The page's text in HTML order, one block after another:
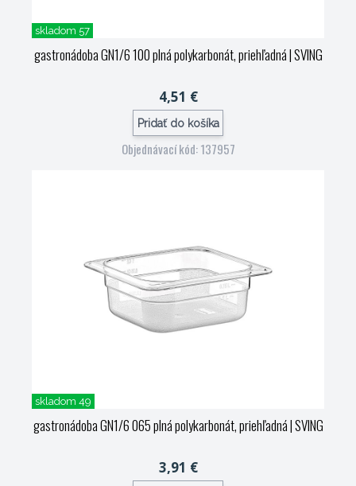
skladom 57
gastronádoba GN1/6 100 plná polykarbonát, priehľadná| SVING
4,51 €
Pridať do košíka
Objednávací kód: 137957
skladom 49
gastronádoba GN1/6 065 plná polykarbonát, priehľadná| SVING
3,91 €